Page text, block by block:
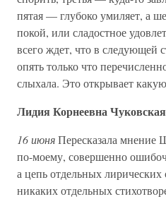
пятая — глубоко умиляет, а
покой, или сладостное
всего ждет, что в следующей
опять только что
слыхала. Это открывает
Лидия Корнеевна
16 июняПересказала мнение
по-моему, совершенно
а цепь отдельных
никаких отдельных